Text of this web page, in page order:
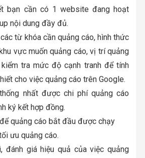
bạn cần có 1 website đang hoạt
nội dung đầy đủ.
từ khóa cần quảng cáo, hình thức
vực muốn quảng cáo, vị trí quảng
tra mức độ cạnh tranh để tính
cho việc quảng cáo trên Google.
nhất được chi phí quảng cáo
ký kết hợp đồng.
quảng cáo bắt đầu được chạy
ưu quảng cáo.
đánh giá hiệu quả của việc quảng